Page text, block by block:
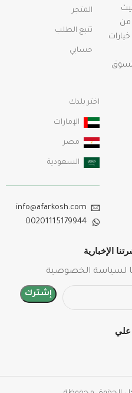
من
تسوق
المتجر
تتبع الطلب
حسابي
اختر بلدك
الإمارات
مصر
السعودية
info@afarkosh.com
00201115179944
الإخبارية
لسياسة الخصوصية
علي